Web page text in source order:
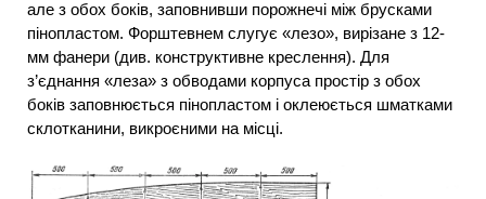
але з обох боків, заповнивши порожнечі між брусками
пінопластом. Форштевнем слугує «лезо», вирізане з 12-
мм фанери (див. конструктивне креслення). Для
з’єднання «леза» з обводами корпуса простір з обох
боків заповнюється пінопластом і оклеюється шматками
склотканини, викроєними на місці.